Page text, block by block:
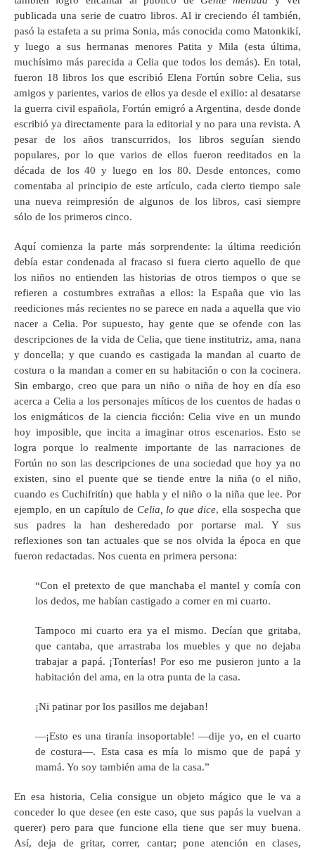
publicada una serie de cuatro libros. Al ir creciendo él también,
pasó la estafeta a su prima Sonia, más conocida como Matonkikí,
y luego a sus hermanas menores Patita y Mila (esta última,
muchísimo más parecida a Celia que todos los demás). En total,
fueron 18 libros los que escribió Elena Fortún sobre Celia, sus
amigos y parientes, varios de ellos ya desde el exilio: al desatarse
la guerra civil española, Fortún emigró a Argentina, desde donde
escribió ya directamente para la editorial y no para una revista. A
pesar de los años transcurridos, los libros seguían siendo
populares, por lo que varios de ellos fueron reeditados en la
década de los 40 y luego en los 80. Desde entonces, como
comentaba al principio de este artículo, cada cierto tiempo sale
una nueva reimpresión de algunos de los libros, casi siempre
sólo de los primeros cinco.
Aquí comienza la parte más sorprendente: la última reedición
debía estar condenada al fracaso si fuera cierto aquello de que
los niños no entienden las historias de otros tiempos o que se
refieren a costumbres extrañas a ellos: la España que vio las
reediciones más recientes no se parece en nada a aquella que vio
nacer a Celia. Por supuesto, hay gente que se ofende con las
descripciones de la vida de Celia, que tiene institutriz, ama, nana
y doncella; y que cuando es castigada la mandan al cuarto de
costura o la mandan a comer en su habitación o con la cocinera.
Sin embargo, creo que para un niño o niña de hoy en día eso
acerca a Celia a los personajes míticos de los cuentos de hadas o
los enigmáticos de la ciencia ficción: Celia vive en un mundo
hoy imposible, que incita a imaginar otros escenarios. Esto se
logra porque lo realmente importante de las narraciones de
Fortún no son las descripciones de una sociedad que hoy ya no
existen, sino el puente que se tiende entre la niña (o el niño,
cuando es Cuchifritín) que habla y el niño o la niña que lee. Por
ejemplo, en un capítulo de Celia, lo que dice, ella sospecha que
sus padres la han desheredado por portarse mal. Y sus
reflexiones son tan actuales que se nos olvida la época en que
fueron redactadas. Nos cuenta en primera persona:
“Con el pretexto de que manchaba el mantel y comía con
los dedos, me habían castigado a comer en mi cuarto.
Tampoco mi cuarto era ya el mismo. Decían que gritaba,
que cantaba, que arrastraba los muebles y que no dejaba
trabajar a papá. ¡Tonterías! Por eso me pusieron junto a la
habitación del ama, en la otra punta de la casa.
¡Ni patinar por los pasillos me dejaban!
—¡Esto es una tiranía insoportable! —dije yo, en el cuarto
de costura—. Esta casa es mía lo mismo que de papá y
mamá. Yo soy también ama de la casa.”
En esa historia, Celia consigue un objeto mágico que le va a
conceder lo que desee (en este caso, que sus papás la vuelvan a
querer) pero para que funcione ella tiene que ser muy buena.
Así, deja de gritar, correr, cantar; pone atención en clases,